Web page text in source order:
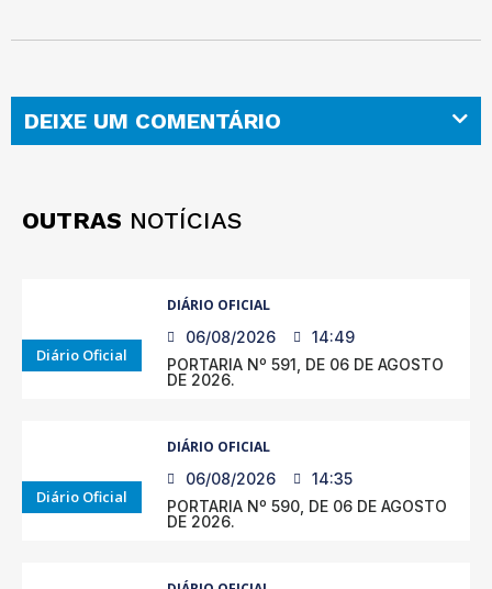
DEIXE UM COMENTÁRIO
OUTRAS NOTÍCIAS
Diário Oficial
DIÁRIO OFICIAL
06/08/2026
14:49
PORTARIA Nº 591, DE 06 DE AGOSTO
DE 2026.
Diário Oficial
DIÁRIO OFICIAL
06/08/2026
14:35
PORTARIA Nº 590, DE 06 DE AGOSTO
DE 2026.